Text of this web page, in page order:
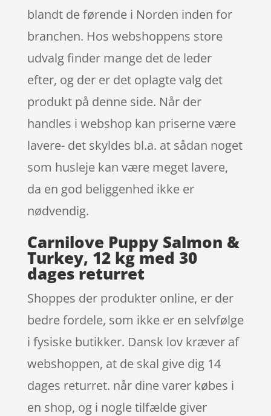
blandt de førende i Norden inden for
branchen. Hos webshoppens store
udvalg finder mange det de leder
efter, og der er det oplagte valg det
produkt på denne side. Når der
handles i webshop kan priserne være
lavere- det skyldes bl.a. at sådan noget
som husleje kan være meget lavere,
da en god beliggenhed ikke er
nødvendig.
Carnilove Puppy Salmon &
Turkey, 12 kg med 30
dages returret
Shoppes der produkter online, er der
bedre fordele, som ikke er en selvfølge
i fysiske butikker. Dansk lov kræver af
webshoppen, at de skal give dig 14
dages returret. når dine varer købes i
en shop, og i nogle tilfælde giver